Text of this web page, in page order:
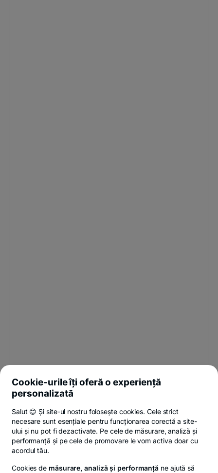
Cookie-urile îți oferă o experiență
personalizată
Salut 😊 Și site-ul nostru folosește cookies. Cele strict
necesare sunt esențiale pentru funcționarea corectă a site-
ului și nu pot fi dezactivate. Pe cele de măsurare, analiză și
performanță și pe cele de promovare le vom activa doar cu
acordul tău.
Cookies de măsurare, analiză și performanță ne ajută să